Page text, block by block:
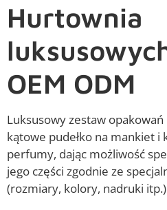
Hurtownia
OEM ODM
Luksusowy zestaw
kątowe pudełko na mankiet i
perfumy, dając możliwość
jego części zgodnie ze
(rozmiary, kolory, nadruki